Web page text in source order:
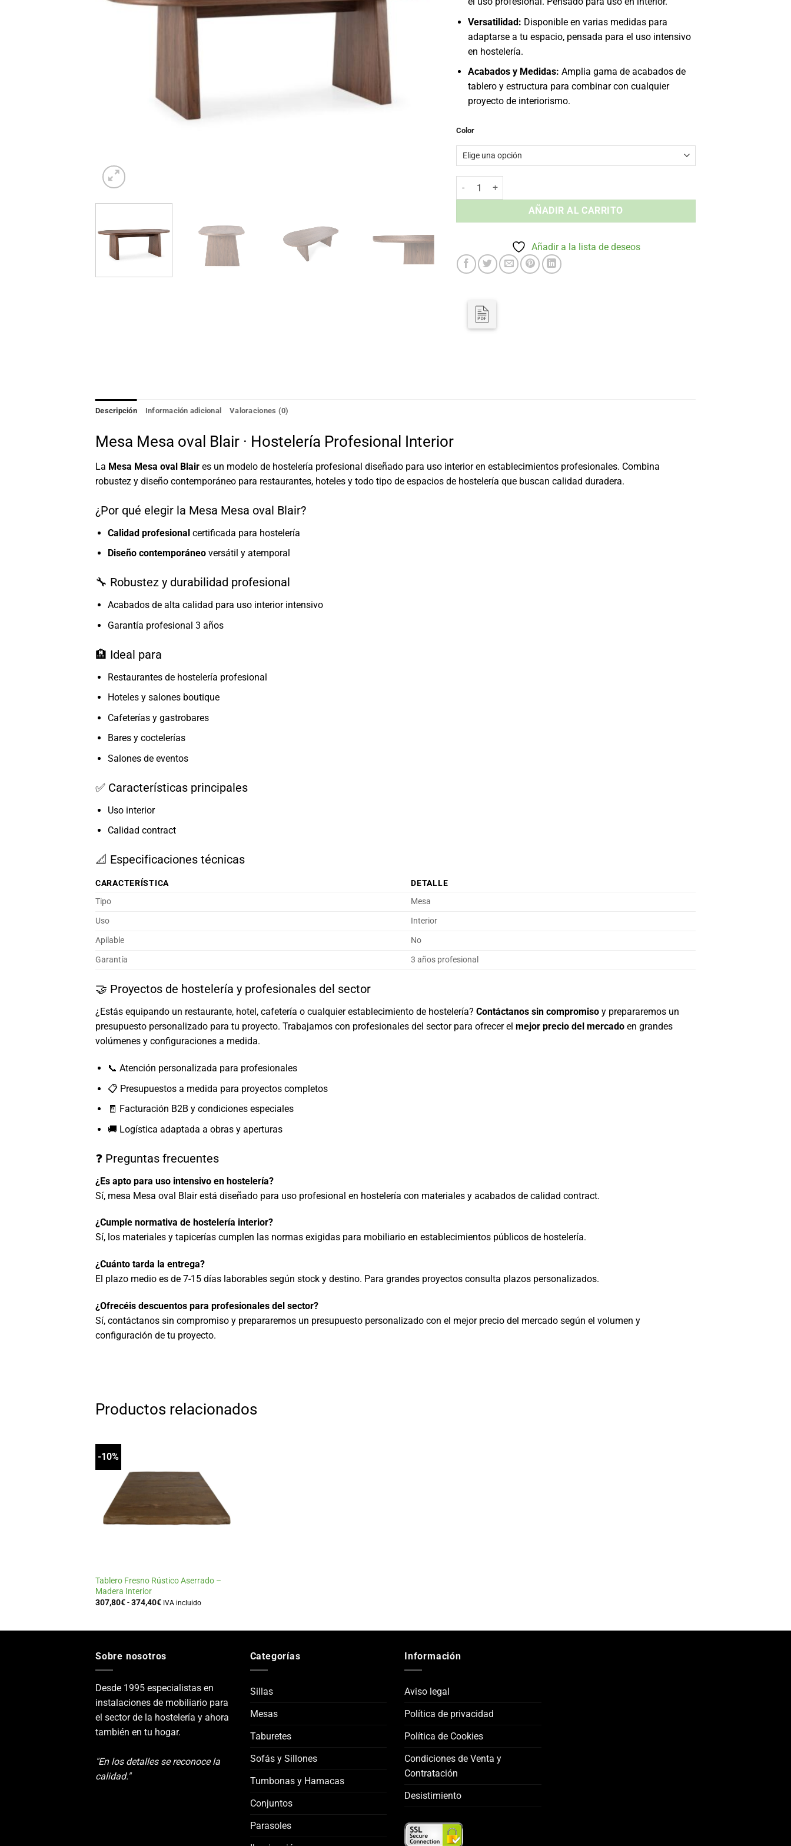
Versatilidad: Disponible en varias medidas para
adaptarse a tu espacio, pensada para el uso intensivo
en hostelería.
Acabados y Medidas: Amplia gama de acabados de
tablero y estructura para combinar con cualquier
proyecto de interiorismo.
Color
Mesa oval Blair 220cm - Interior cantidad
AÑADIR AL CARRITO
Añadir a la lista de deseos
Descripción Información adicional Valoraciones (0)
Mesa Mesa oval Blair · Hostelería Profesional Interior
La Mesa Mesa oval Blair es un modelo de hostelería profesional diseñado para uso interior en establecimientos profesionales. Combina
robustez y diseño contemporáneo para restaurantes, hoteles y todo tipo de espacios de hostelería que buscan calidad duradera.
¿Por qué elegir la Mesa Mesa oval Blair?
Calidad profesionalcertificada para hostelería
Diseño contemporáneoversátil y atemporal
🔧 Robustez y durabilidad profesional
Acabados de alta calidad para uso interior intensivo
Garantía profesional 3 años
🏨 Ideal para
Restaurantes de hostelería profesional
Hoteles y salones boutique
Cafeterías y gastrobares
Bares y coctelerías
Salones de eventos
✅ Características principales
Uso interior
Calidad contract
📐 Especificaciones técnicas
CARACTERÍSTICA
DETALLE
Tipo
Mesa
Uso
Interior
Apilable
No
Garantía
3 años profesional
🤝 Proyectos de hostelería y profesionales del sector
¿Estás equipando un restaurante, hotel, cafetería o cualquier establecimiento de hostelería? Contáctanos sin compromiso y prepararemos un
presupuesto personalizado para tu proyecto. Trabajamos con profesionales del sector para ofrecer el mejor precio del mercado en grandes
volúmenes y configuraciones a medida.
📞 Atención personalizada para profesionales
📋 Presupuestos a medida para proyectos completos
🧾 Facturación B2B y condiciones especiales
🚚 Logística adaptada a obras y aperturas
❓ Preguntas frecuentes
¿Es apto para uso intensivo en hostelería?
Sí, mesa Mesa oval Blair está diseñado para uso profesional en hostelería con materiales y acabados de calidad contract.
¿Cumple normativa de hostelería interior?
Sí, los materiales y tapicerías cumplen las normas exigidas para mobiliario en establecimientos públicos de hostelería.
¿Cuánto tarda la entrega?
El plazo medio es de 7-15 días laborables según stock y destino. Para grandes proyectos consulta plazos personalizados.
¿Ofrecéis descuentos para profesionales del sector?
Sí, contáctanos sin compromiso y prepararemos un presupuesto personalizado con el mejor precio del mercado según el volumen y
configuración de tu proyecto.
Productos relacionados
-10%
deseos
Tablero Fresno Rústico Aserrado –
Madera Interior
307,80€-374,40€Rango
IVA incluido
Sobre nosotros
Desde 1995 especialistas en
instalaciones de mobiliario para
el sector de la hostelería y ahora
también en tu hogar.
"En los detalles se reconoce la
calidad."
Categorías
Sillas
Mesas
Taburetes
Sofás y Sillones
Tumbonas y Hamacas
Conjuntos
Parasoles
Información
Aviso legal
Política de privacidad
Política de Cookies
Condiciones de Venta y
Contratación
Desistimiento